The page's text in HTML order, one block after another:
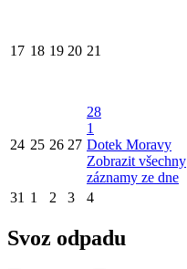
17 18 19 20 21
24 25 26 27
28
1
Dotek Moravy
Zobrazit všechny
záznamy ze dne
31 1 2 3 4
Svoz odpadu